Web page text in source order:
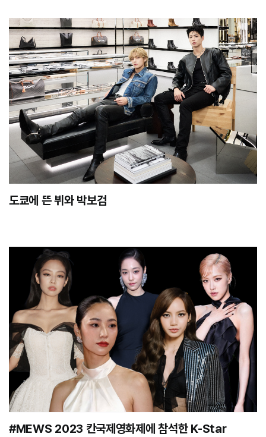
도쿄에 뜬 뷔와 박보검
#MEWS 2023 칸국제영화제에 참석한 K-Star